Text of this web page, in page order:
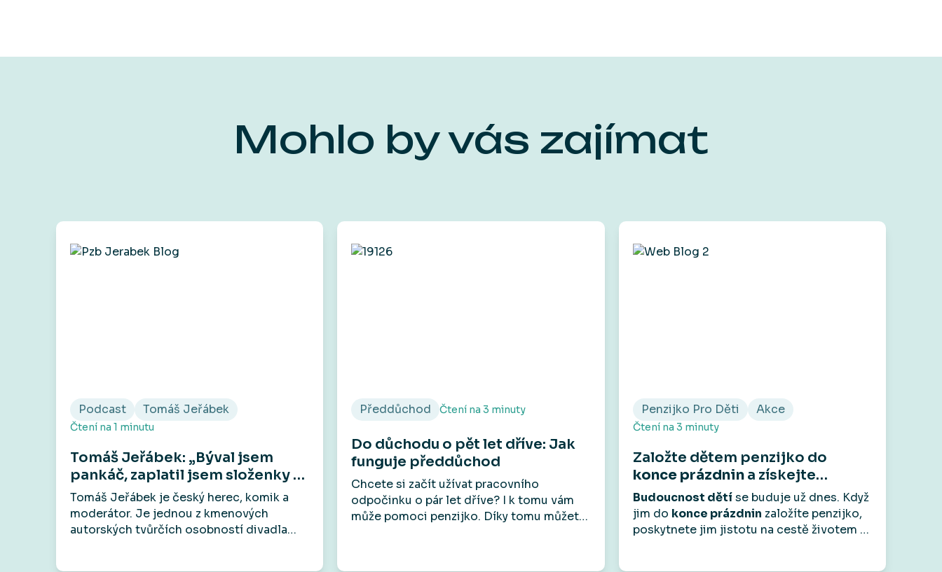
Mohlo by vás zajímat
Podcast Tomáš Jeřábek
Čtení na 1 minutu
Tomáš Jeřábek: „Býval jsem
pankáč, zaplatil jsem složenky a
za zbytek pozval kámoše do
hospody.“
Tomáš Jeřábek je český herec, komik a
moderátor. Je jednou z kmenových
autorských tvůrčích osobností divadla
Předdůchod Čtení na3 minuty
Do důchodu o pět let dříve: Jak
funguje předdůchod
Chcete si začít užívat pracovního
odpočinku o pár let dříve? I k tomu vám
může pomoci penzijko. Díky tomu můžete
Penzijko Pro Děti Akce
Čtení na 3 minuty
Založte dětem penzijko do
konce prázdnina získejte
voucher do Skibi na1 000 Kč .
Budoucnost dětíse buduje už dnes. Když
jim do konce prázdnin založíte penzijko,
poskytnete jim jistotu na cestě životem –